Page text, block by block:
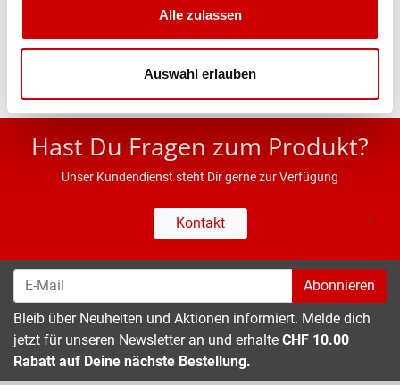
Alle zulassen
Auswahl erlauben
* UVP des Herstellers; Alle Preisangaben inkl. MwSt.
Hast Du Fragen zum Produkt?
Unser Kundendienst steht Dir gerne zur Verfügung
Kontakt
Abonnieren
Bleib über Neuheiten und Aktionen informiert. Melde dich
jetzt für unseren Newsletter an und erhalte CHF 10.00
Rabatt auf Deine nächste Bestellung.